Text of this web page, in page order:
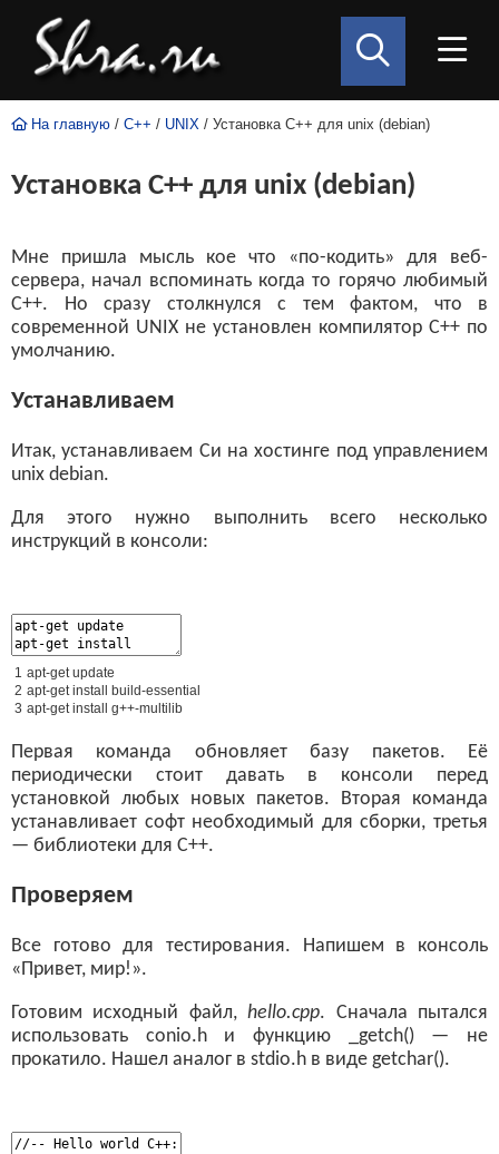
На главную / C++ / UNIX / Установка C++ для unix (debian)
Установка C++ для unix (debian)
Мне пришла мысль кое что «по-кодить» для веб-
сервера, начал вспоминать когда то горячо любимый
C++. Но сразу столкнулся с тем фактом, что в
современной UNIX не установлен компилятор С++ по
умолчанию.
Устанавливаем
Итак, устанавливаем Си на хостинге под управлением
unix debian.
Для этого нужно выполнить всего несколько
инструкций в консоли:
1
2
3
apt-getupdate
apt-getinstall build-essential
apt-getinstall g++-multilib
Первая команда обновляет базу пакетов. Её
периодически стоит давать в консоли перед
установкой любых новых пакетов. Вторая команда
устанавливает софт необходимый для сборки, третья
— библиотеки для С++.
Проверяем
Все готово для тестирования. Напишем в консоль
«Привет, мир!».
Готовим исходный файл,hello.cpp. Сначала пытался
использовать conio.h и функцию _getch() — не
прокатило. Нашел аналог в stdio.h в виде getchar().